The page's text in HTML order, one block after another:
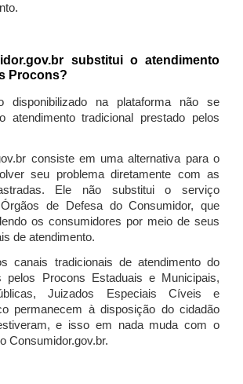
substitui o atendimento
Procons?
disponibilizado na plataforma não se
atendimento tradicional prestado pelos
consiste em uma alternativa para o
seu problema diretamente com as
Ele não substitui o serviço
de Defesa do Consumidor, que
os consumidores por meio de seus
de atendimento.
canais tradicionais de atendimento do
pelos Procons Estaduais e Municipais,
Juizados Especiais Cíveis e
permanecem à disposição do cidadão
e isso em nada muda com o
Consumidor.gov.br.